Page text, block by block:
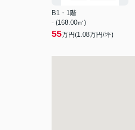
B1・1階
- (168.00㎡)
55万円(1.08万円/坪)